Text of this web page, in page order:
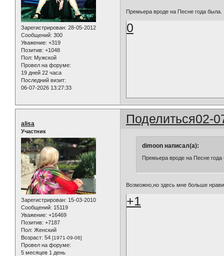
Зарегистрирован: 28-05-2012
Сообщений: 300
Уважение: +319
Позитив: +1048
Пол: Мужской
Провел на форуме:
19 дней 22 часа
Последний визит:
06-07-2026 13:27:33
Премьера вроде на Песне года была.
0
Поделиться02-
alisa
Участник
Зарегистрирован: 15-03-2010
Сообщений: 15119
Уважение: +16469
Позитив: +7187
Пол: Женский
Возраст: 54 [1971-09-06]
Провел на форуме:
5 месяцев 1 день
dimoon написал(а):
Премьера вроде на Песне года
Возможно,но здесь мне больше
+1